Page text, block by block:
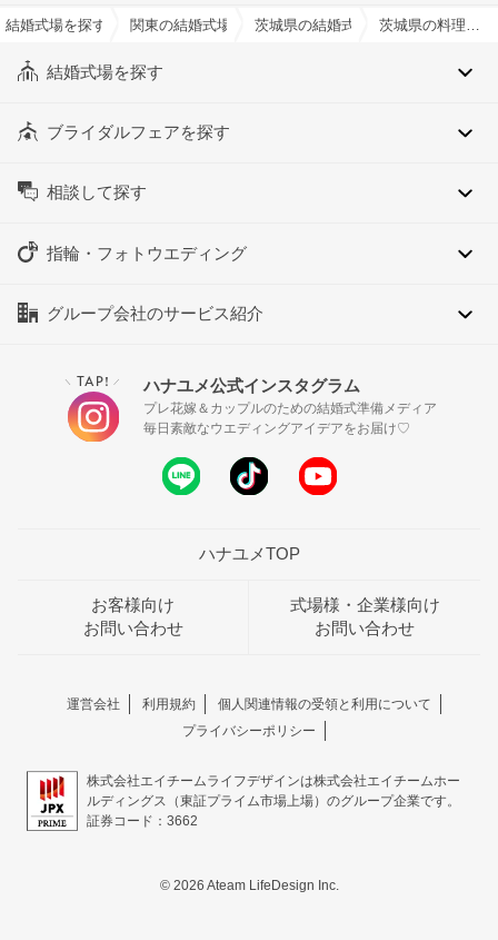
結婚式場を探すならハナユメ
関東の結婚式場 茨城県の結婚式場 茨城県の料理演出ありでおすすめの結婚式場・挙式会場一覧
結婚式場を探す
ブライダルフェアを探す
相談して探す
指輪・フォトウエディング
グループ会社のサービス紹介
＼ TAP! ／ ハナユメ公式インスタグラム
プレ花嫁＆カップルのための結婚式準備メディア
毎日素敵なウエディングアイデアをお届け♡
ハナユメTOP
お客様向け
お問い合わせ
式場様・企業様向け
お問い合わせ
運営会社 利用規約
個人関連情報の受領と利用について
プライバシーポリシー
株式会社エイチームライフデザインは株式会社エイチームホー
ルディングス（東証プライム市場上場）のグループ企業です。
証券コード：3662
© 2026 Ateam LifeDesign Inc.